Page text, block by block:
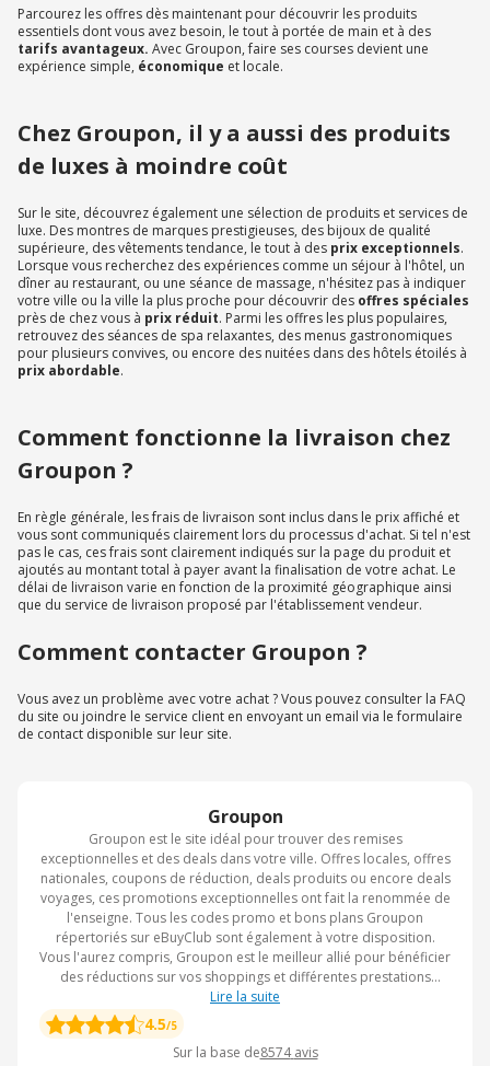
Groupon
Groupon est le site idéal pour trouver des remises
exceptionnelles et des deals dans votre ville. Offres locales, offres
nationales, coupons de réduction, deals produits ou encore deals
voyages, ces promotions exceptionnelles ont fait la renommée de
l'enseigne. Tous les codes promo et bons plans Groupon
répertoriés sur eBuyClub sont également à votre disposition.
Vous l'aurez compris, Groupon est le meilleur allié pour bénéficier
des réductions sur vos shoppings et différentes prestations
auprès de vos restaurants, coiffures, clubs de sport, hôtels ou
établissements de loisirs préférés. Pendant le Black Friday,
Groupon offre de grandes réductions sur la majorité du site, avec
des codes promo cumulables aux offres en cours.
Lire la suite
4.5/5
Sur la base de8574 avis
Parcourez les offres dès maintenant pour découvrir les produits
essentiels dont vous avez besoin, le tout à portée de main et à des
tarifs avantageux. Avec Groupon, faire ses courses devient une
expérience simple, économique et locale.
Chez Groupon, il y a aussi des produits
de luxes à moindre coût
Sur le site, découvrez également une sélection de produits et services de
luxe. Des montres de marques prestigieuses, des bijoux de qualité
supérieure, des vêtements tendance, le tout à des prix exceptionnels.
Lorsque vous recherchez des expériences comme un séjour à l'hôtel, un
dîner au restaurant, ou une séance de massage, n'hésitez pas à indiquer
votre ville ou la ville la plus proche pour découvrir des offres spéciales
près de chez vous à prix réduit. Parmi les offres les plus populaires,
retrouvez des séances de spa relaxantes, des menus gastronomiques
pour plusieurs convives, ou encore des nuitées dans des hôtels étoilés à
prix abordable.
Comment fonctionne la livraison chez
Groupon ?
En règle générale, les frais de livraison sont inclus dans le prix affiché et
vous sont communiqués clairement lors du processus d'achat. Si tel n'est
pas le cas, ces frais sont clairement indiqués sur la page du produit et
ajoutés au montant total à payer avant la finalisation de votre achat. Le
délai de livraison varie en fonction de la proximité géographique ainsi
que du service de livraison proposé par l'établissement vendeur.
Comment contacter Groupon ?
Vous avez un problème avec votre achat ? Vous pouvez consulter la FAQ
du site ou joindre le service client en envoyant un email via le formulaire
de contact disponible sur leur site.